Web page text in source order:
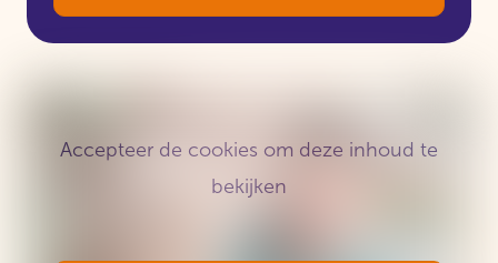
Accepteer de cookies om deze inhoud te
bekijken